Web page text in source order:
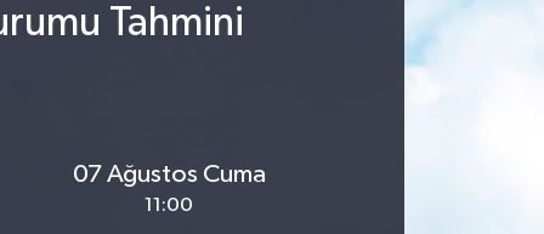
Tahmini
07 Ağustos Cuma
11:00